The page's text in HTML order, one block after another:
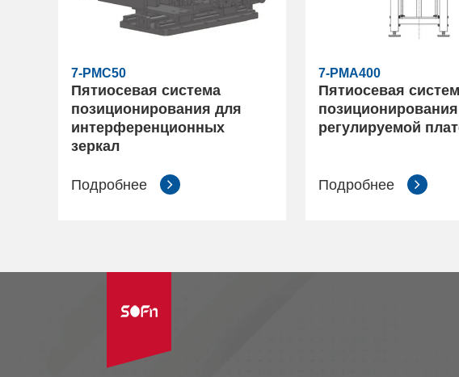
7-PMC50
Пятиосевая система
позиционирования для
интерференционных
зеркал
Подробнее
7-PMA400
Пятиосевая
регулируемой
Подробнее